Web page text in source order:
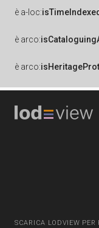
è a-loc:
è arco:
è arco:
SCARICA LODVIEW